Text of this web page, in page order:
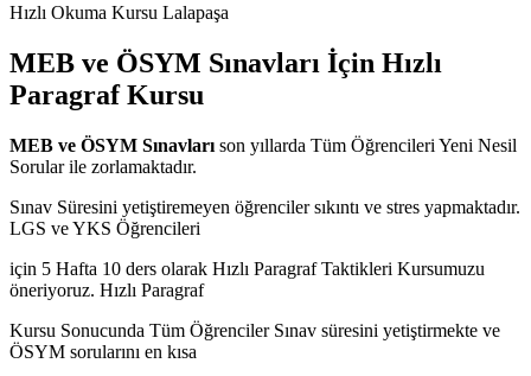
Hızlı Okuma Kursu Lalapaşa
MEB ve ÖSYM Sınavları İçin Hızlı
Paragraf Kursu
MEB ve ÖSYM Sınavları son yıllarda Tüm Öğrencileri Yeni Nesil
Sorular ile zorlamaktadır.
Sınav Süresini yetiştiremeyen öğrenciler sıkıntı ve stres yapmaktadır.
LGS ve YKS Öğrencileri
için 5 Hafta 10 ders olarak Hızlı Paragraf Taktikleri Kursumuzu
öneriyoruz. Hızlı Paragraf
Kursu Sonucunda Tüm Öğrenciler Sınav süresini yetiştirmekte ve
ÖSYM sorularını en kısa